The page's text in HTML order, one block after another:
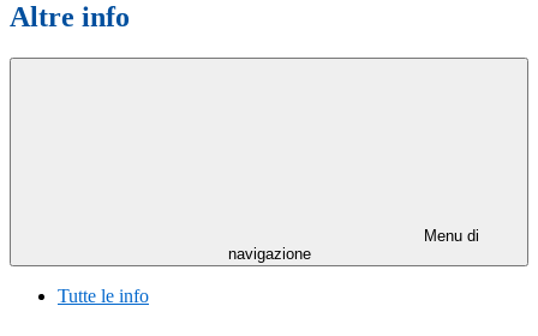
Altre info
Menu di
navigazione
Tutte le info